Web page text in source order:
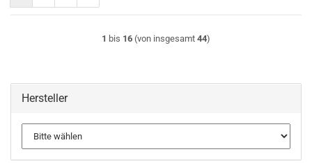
1 bis 16 (von insgesamt 44)
Hersteller